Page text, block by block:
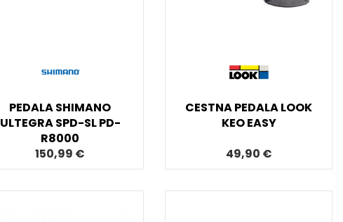
PEDALA SHIMANO
ULTEGRA SPD-SL PD-
R8000
150,99 €
CESTNA PEDALA LOOK
KEO EASY
49,90 €